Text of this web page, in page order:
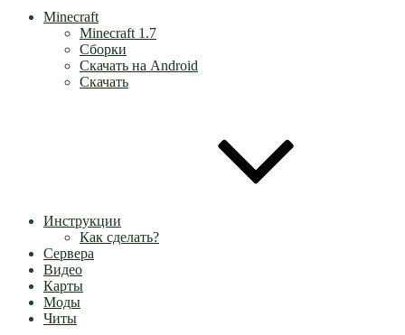
Minecraft
Minecraft 1.7
Сборки
Скачать на Android
Скачать
Инструкции
Как сделать?
Сервера
Видео
Карты
Моды
Читы